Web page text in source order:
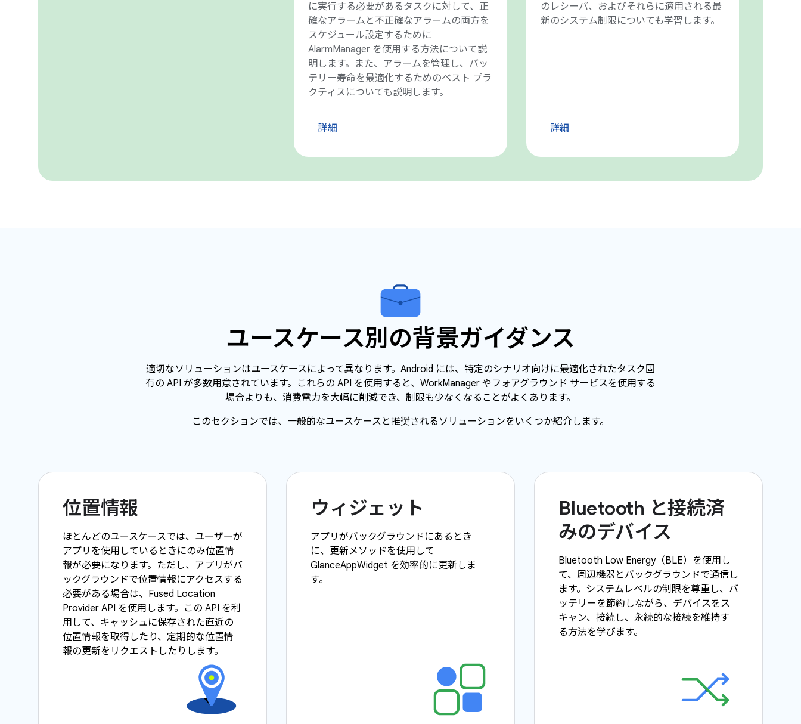
に実行する必要があるタスクに対して、正
確なアラームと不正確なアラームの両方を
スケジュール設定するために
AlarmManager を使用する方法について説
明します。また、アラームを管理し、バッ
テリー寿命を最適化するためのベスト プラ
クティスについても説明します。
詳細
のレシーバ、およびそれらに適用される最
新のシステム制限についても学習します。
詳細
ユースケース別の背景ガイダンス
適切なソリューションはユースケースによって異なります。Android には、特定のシナリオ向けに最適化されたタスク固
有の API が多数用意されています。これらの API を使用すると、WorkManager やフォアグラウンド サービスを使用する
場合よりも、消費電力を大幅に削減でき、制限も少なくなることがよくあります。
このセクションでは、一般的なユースケースと推奨されるソリューションをいくつか紹介します。
位置情報
ほとんどのユースケースでは、ユーザーが
アプリを使用しているときにのみ位置情
報が必要になります。ただし、アプリがバ
ックグラウンドで位置情報にアクセスする
必要がある場合は、Fused Location
Provider API を使用します。この API を利
用して、キャッシュに保存された直近の
位置情報を取得したり、定期的な位置情
報の更新をリクエストしたりします。
ウィジェット
アプリがバックグラウンドにあるとき
に、更新メソッドを使用して
GlanceAppWidget を効率的に更新しま
す。
Bluetooth と接続済
みのデバイス
Bluetooth Low Energy（BLE）を使用し
て、周辺機器とバックグラウンドで通信し
ます。システムレベルの制限を尊重し、バ
ッテリーを節約しながら、デバイスをス
キャン、接続し、永続的な接続を維持す
る方法を学びます。